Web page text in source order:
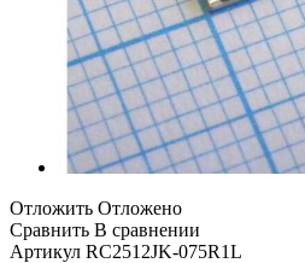
Отложить Отложено
Сравнить В сравнении
Артикул RC2512JK-075R1L